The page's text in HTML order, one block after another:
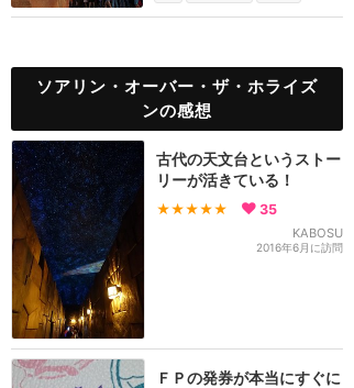
ソアリン・オーバー・ザ・ホライズ
ンの感想
古代の天文台というストー
リーが活きている！
★★★★★ 35
KABOSU
2016年6月に訪問
ＦＰの発券が本当にすぐに